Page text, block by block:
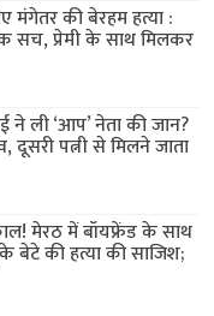
मंगेतर की बेरहम हत्या :
सच, प्रेमी के साथ मिलकर
ने ली ‘आप’ नेता की जान?
पत्नी से मिलने जाता
मेरठ में बॉयफ्रेंड के साथ
बेटे की हत्या की साजिश;